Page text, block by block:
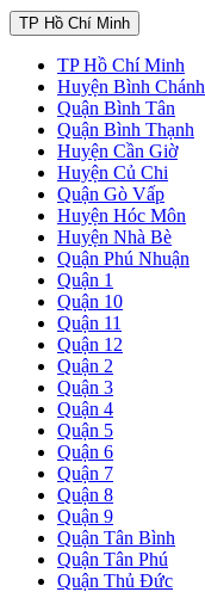
TP Hồ Chí Minh
TP Hồ Chí Minh
Huyện Bình Chánh
Quận Bình Tân
Quận Bình Thạnh
Huyện Cần Giờ
Huyện Củ Chi
Quận Gò Vấp
Huyện Hóc Môn
Huyện Nhà Bè
Quận Phú Nhuận
Quận 1
Quận 10
Quận 11
Quận 12
Quận 2
Quận 3
Quận 4
Quận 5
Quận 6
Quận 7
Quận 8
Quận 9
Quận Tân Bình
Quận Tân Phú
Quận Thủ Đức